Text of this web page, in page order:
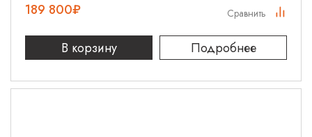
189 800₽
В корзину Подробнее
Сравнить